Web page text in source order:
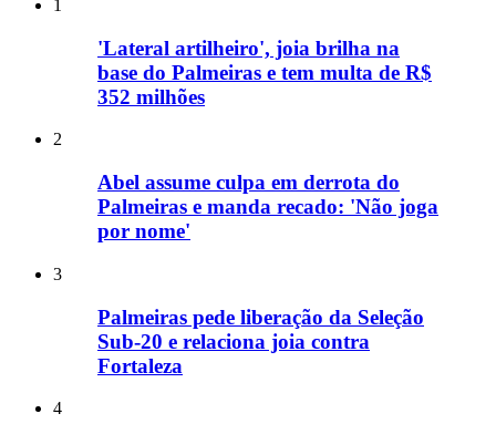
1
'Lateral artilheiro', joia brilha na
base do Palmeiras e tem multa de R$
352 milhões
2
Abel assume culpa em derrota do
Palmeiras e manda recado: 'Não joga
por nome'
3
Palmeiras pede liberação da Seleção
Sub-20 e relaciona joia contra
Fortaleza
4